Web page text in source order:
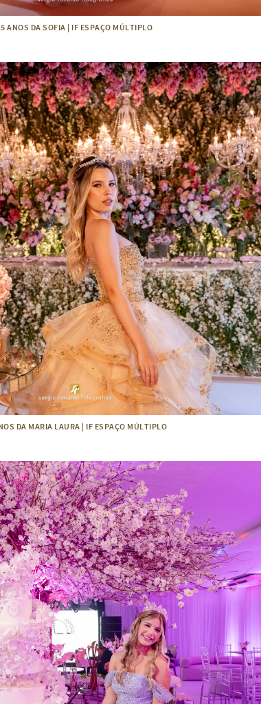
ANOS DA SOFIA | IF ESPAÇO MÚLTIPLO
DA MARIA LAURA | IF ESPAÇO MÚLTIPLO